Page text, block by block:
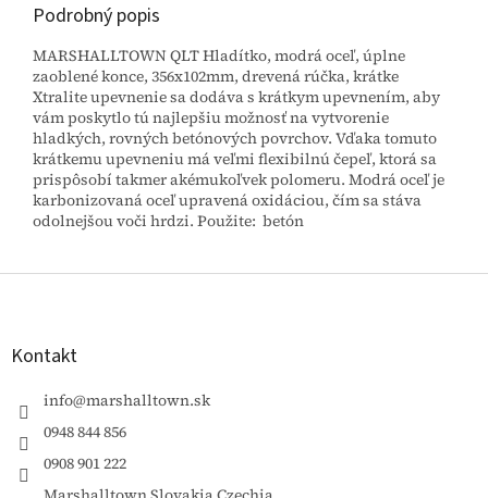
Podrobný popis
MARSHALLTOWN QLT Hladítko, modrá oceľ, úplne
zaoblené konce, 356x102mm, drevená rúčka, krátke
Xtralite upevnenie sa dodáva s krátkym upevnením, aby
vám poskytlo tú najlepšiu možnosť na vytvorenie
hladkých, rovných betónových povrchov. Vďaka tomuto
krátkemu upevneniu má veľmi flexibilnú čepeľ, ktorá sa
prispôsobí takmer akémukoľvek polomeru. Modrá oceľ je
karbonizovaná oceľ upravená oxidáciou, čím sa stáva
odolnejšou voči hrdzi. Použite: betón
Z
Kontakt
info@marshalltown.sk
0948 844 856
0908 901 222